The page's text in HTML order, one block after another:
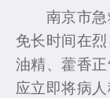
南京市急
免长时间在
油精、藿香
应立即将病